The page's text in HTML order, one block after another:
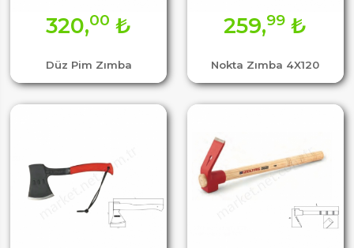
Düz Pim Zımba
320,00 ₺
Nokta Zımba 4X120
259,99 ₺